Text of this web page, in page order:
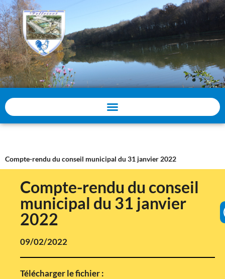
Compte-rendu du conseil municipal du 31 janvier 2022
Compte-rendu du conseil
municipal du 31 janvier
2022
09/02/2022
Télécharger le fichier :
Panneau de gestion des cookies